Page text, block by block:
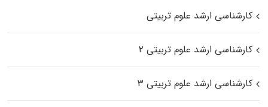
کارشناسی ارشد علوم تربیتی
کارشناسی ارشد علوم تربیتی ۲
کارشناسی ارشد علوم تربیتی ۳